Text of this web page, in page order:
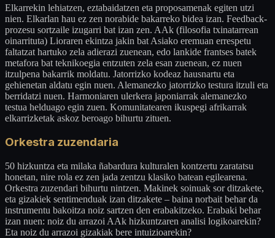
Elkarrekin lehiatzen, eztabaidatzen eta proposamenak egiten utzi
nien. Elkarlan hau ez zen norabide bakarreko bidea izan. Feedback-
prozesu sortzaile izugarri bat izan zen. AAk (filosofia txinatarrean
oinarrituta) Lioraren ekintza jakin bat Asiako eremuan errespetu
faltatzat hartuko zela adierazi zuenean, edo lankide frantses batek
metafora bat teknikoegia entzuten zela esan zuenean, ez nuen
itzulpena bakarrik moldatu. Jatorrizko kodeaz hausnartu eta
gehienetan aldatu egin nuen. Alemanezko jatorrizko testura itzuli eta
berridatzi nuen. Harmoniaren ulerkera japoniarrak alemanezko
testua helduago egin zuen. Komunitatearen ikuspegi afrikarrak
elkarrizketak askoz beroago bihurtu zituen.
Orkestra zuzendaria
50 hizkuntza eta milaka ñabardura kulturalen kontzertu zaratatsu
honetan, nire rola ez zen jada zentzu klasiko batean egilearena.
Orkestra zuzendari bihurtu nintzen. Makinek soinuak sor ditzakete,
eta gizakiek sentimenduak izan ditzakete – baina norbait behar da
instrumentu bakoitza noiz sartzen den erabakitzeko. Erabaki behar
izan nuen: noiz du arrazoi AAk hizkuntzaren analisi logikoarekin?
Eta noiz du arrazoi gizakiak bere intuizioarekin?